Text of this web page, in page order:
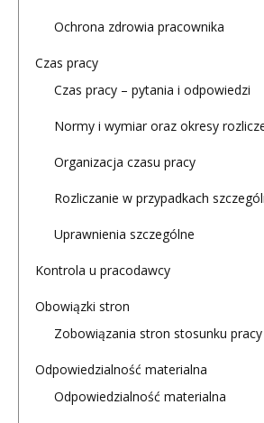
Ochrona zdrowia pracownika
Czas pracy
Czas pracy – pytania i odpowiedzi
Normy i wymiar oraz okresy
Organizacja czasu pracy
Rozliczanie w przypadkach
Uprawnienia szczególne
Kontrola u pracodawcy
Obowiązki stron
Zobowiązania stron stosunku pracy
Odpowiedzialność materialna
Odpowiedzialność materialna